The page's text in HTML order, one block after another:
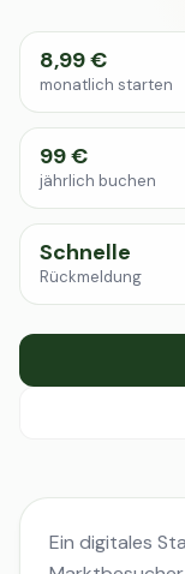
8,99 €
monatlich starten
99 €
jährlich buchen
Schnelle
Rückmeldung
Ein digitales